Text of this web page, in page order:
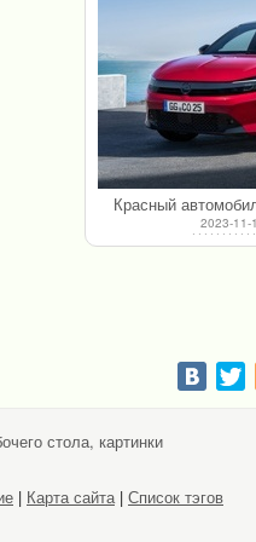
Красный
2023-11-
стола, картинки
| Карта сайта | Список тэгов